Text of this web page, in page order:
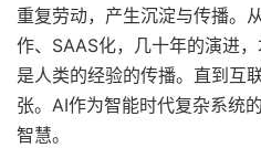
重复劳动，产生沉淀与传播。
作、SAAS化，几十年的演进
是人类的经验的传播。直到互
张。AI作为智能时代复杂系统
智慧。